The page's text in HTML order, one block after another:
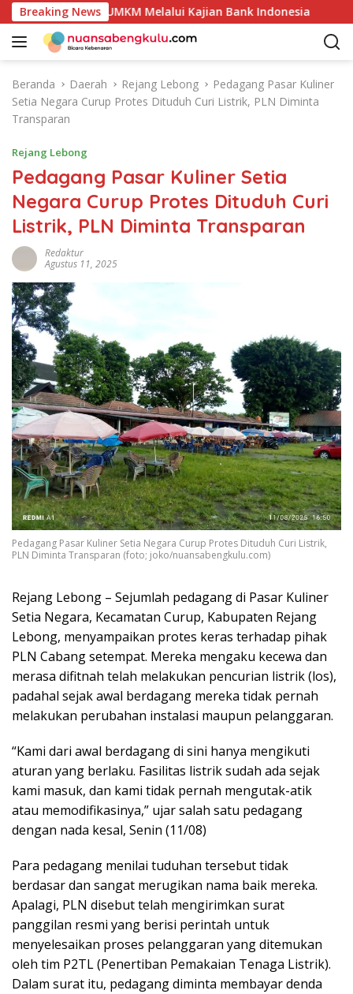
a
Breaking News
Unggulan UMKM Melalui Kajian Bank Indonesia
Beranda Daerah Rejang Lebong
Pedagang Pasar Kuliner
Setia Negara Curup Protes Dituduh Curi Listrik, PLN Diminta
Transparan
Rejang Lebong
Pedagang Pasar Kuliner Setia
Negara Curup Protes Dituduh Curi
Listrik, PLN Diminta Transparan
Redaktur
Agustus 11, 2025
Pedagang Pasar Kuliner Setia Negara Curup Protes Dituduh Curi Listrik,
PLN Diminta Transparan (foto; joko/nuansabengkulu.com)
Rejang Lebong – Sejumlah pedagang di Pasar Kuliner
Setia Negara, Kecamatan Curup, Kabupaten Rejang
Lebong, menyampaikan protes keras terhadap pihak
PLN Cabang setempat. Mereka mengaku kecewa dan
merasa difitnah telah melakukan pencurian listrik (los),
padahal sejak awal berdagang mereka tidak pernah
melakukan perubahan instalasi maupun pelanggaran.
“Kami dari awal berdagang di sini hanya mengikuti
aturan yang berlaku. Fasilitas listrik sudah ada sejak
kami masuk, dan kami tidak pernah mengutak-atik
atau memodifikasinya,” ujar salah satu pedagang
dengan nada kesal, Senin (11/08)
Para pedagang menilai tuduhan tersebut tidak
berdasar dan sangat merugikan nama baik mereka.
Apalagi, PLN disebut telah mengirimkan surat
panggilan resmi yang berisi perintah untuk
menyelesaikan proses pelanggaran yang ditemukan
oleh tim P2TL (Penertiban Pemakaian Tenaga Listrik).
Dalam surat itu, pedagang diminta membayar denda